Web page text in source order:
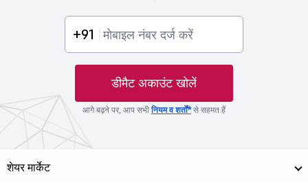
+91
डीमैट अकाउंट खोलें
आगे बढ़ने पर, आप सभीनियम व शर्तों*से सहमत हैं
शेयर मार्केट